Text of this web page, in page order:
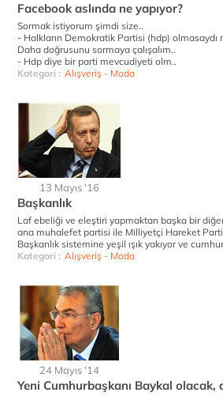
Facebook aslında ne yapıyor?
Sormak istiyorum şimdi size..
- Halkların Demokratik Partisi (hdp) olmasaydı
Daha doğrusunu sormaya çalışalım..
- Hdp diye bir parti mevcudiyeti olm..
Kategori : Alışveriş - Moda
13 Mayıs '16
Başkanlık
Laf ebeliği ve eleştiri yapmaktan başka bir
ana muhalefet partisi ile Milliyetçi Hareket
Başkanlık sistemine yeşil ışık yakıyor ve
Kategori : Alışveriş - Moda
24 Mayıs '14
Yeni Cumhurbaşkanı Baykal olacak,